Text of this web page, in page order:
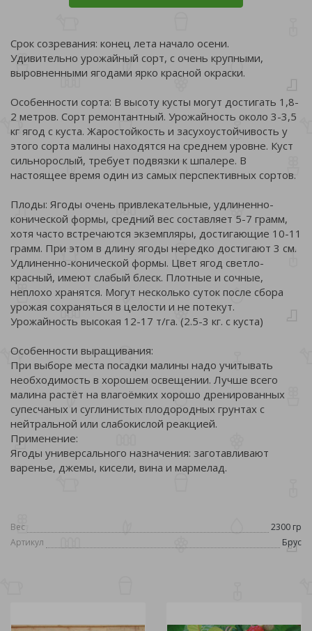
Срок созревания: конец лета начало осени.
Удивительно урожайный сорт, с очень крупными,
выровненными ягодами ярко красной окраски.
Особенности сорта: В высоту кусты могут достигать 1,8-
2 метров. Сорт ремонтантный. Урожайность около 3-3,5
кг ягод с куста. Жаростойкость и засухоустойчивость у
этого сорта малины находятся на среднем уровне. Куст
сильнорослый, требует подвязки к шпалере. В
настоящее время один из самых перспективных сортов.
Плоды: Ягоды очень привлекательные, удлиненно-
конической формы, средний вес составляет 5-7 грамм,
хотя часто встречаются экземпляры, достигающие 10-11
грамм. При этом в длину ягоды нередко достигают 3 см.
Удлиненно-конической формы. Цвет ягод светло-
красный, имеют слабый блеск. Плотные и сочные,
неплохо хранятся. Могут несколько суток после сбора
урожая сохраняться в целости и не потекут.
Урожайность высокая 12-17 т/га. (2.5-3 кг. с куста)
Особенности выращивания:
При выборе места посадки малины надо учитывать
необходимость в хорошем освещении. Лучше всего
малина растёт на влагоёмких хорошо дренированных
супесчаных и суглинистых плодородных грунтах с
нейтральной или слабокислой реакцией.
Применение:
Ягоды универсального назначения: заготавливают
варенье, джемы, кисели, вина и мармелад.
Вес
2300 гр
Артикул
Брус